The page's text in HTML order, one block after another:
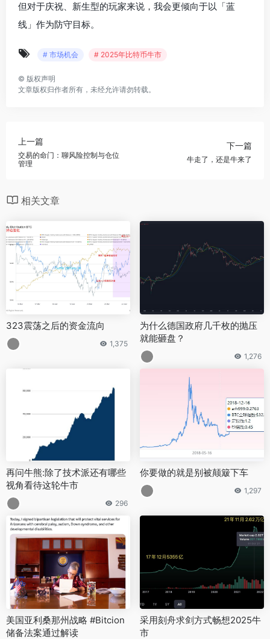
但对于庆祝、新生型的玩家来说，我会更倾向于以「蓝
线」作为防守目标。
# 市场机会 # 2025年比特币牛市
© 版权声明
文章版权归作者所有，未经允许请勿转载。
上一篇
交易的命门：聊风险控制与仓位
管理
下一篇
牛走了，还是牛来了
相关文章
323震荡之后的资金流向
1,375
为什么德国政府几千枚的抛压
就能砸盘？
1,276
再问牛熊:除了技术派还有哪些
视角看待这轮牛市
296
你要做的就是别被颠簸下车
1,297
美国亚利桑那州战略 #Bitcion
储备法案通过解读
采用刻舟求剑方式畅想2025牛
市